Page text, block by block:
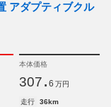
アダプティブクル
本体価格
307. 6 万円
走行
36km